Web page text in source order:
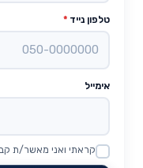
טלפון נייד *
אימייל
Website
קראתי ואני מאשר/ת